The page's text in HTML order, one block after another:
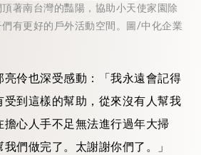
著南台灣的豔陽，協助小天使家園除
有更好的戶外活動空間。圖/中化企業
伶也深受感動：「我永遠會記得
到這樣的幫助，從來沒有人幫我
心人手不足無法進行過年大掃
們做完了。太謝謝你們了。」